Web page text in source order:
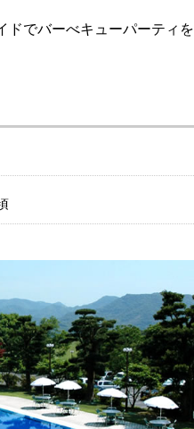
ドでバーべキューパーティを